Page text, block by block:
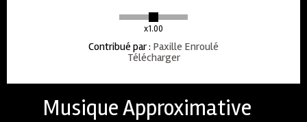
x1.00
Contribué par: Paxille Enroulé
Télécharger
Musique Approximative